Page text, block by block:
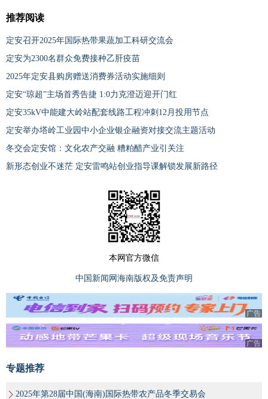
推荐阅读
定安召开2025年国际热带果蔬加工科研交流会
定安为2300名群众免费接种乙肝疫苗
2025年定安县购房赠送消费券活动实施细则
定安“琼超”主场首秀告捷 1:0力克澄迈迎开门红
定安35kV中能建大岭站配套线路工程冲刺12月投用节点
定安举办塔岭工业园中小企业银企融资对接交流主题活动
冬交会定安馆：文化农产交融 糟粕醋产业引关注
新形态创业不迷茫 定安雷鸣站创业指导课解锁发展新路径
本网官方微信
中国新闻网海南版权及免责声明
广告
广告
专题推荐
2025年第28届中国(海南)国际热带农产品冬季交易会